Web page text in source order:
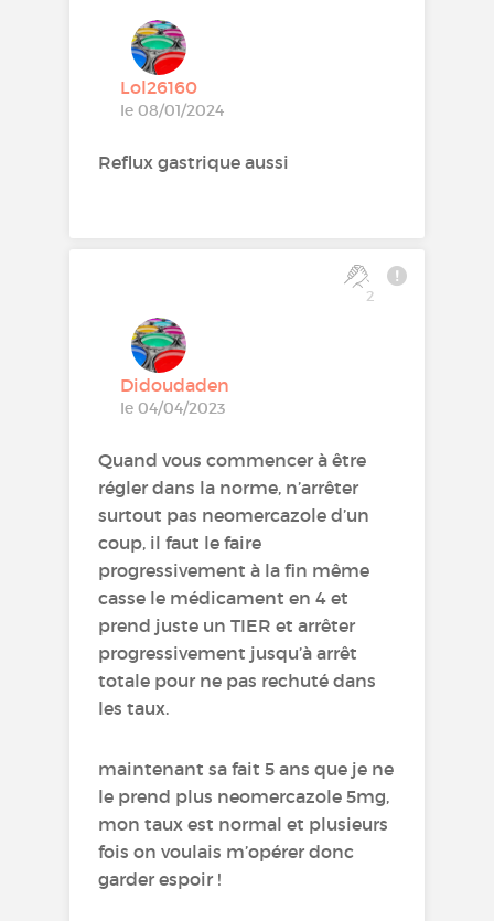
Lol26160
le 08/01/2024
Reflux gastrique aussi
2
Didoudaden
le 04/04/2023
Quand vous commencer à être
régler dans la norme, n’arrêter
surtout pas neomercazole d’un
coup, il faut le faire
progressivement à la fin même
casse le médicament en 4 et
prend juste un TIER et arrêter
progressivement jusqu’à arrêt
totale pour ne pas rechuté dans
les taux.
maintenant sa fait 5 ans que je ne
le prend plus neomercazole 5mg,
mon taux est normal et plusieurs
fois on voulais m’opérer donc
garder espoir !